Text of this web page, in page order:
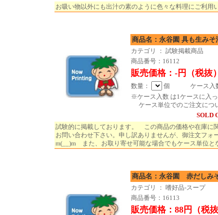
お吸い物以外にも出汁の素のように色々な料理にご利用
商品名：永谷園 具も生みそ
カテゴリ ： 試験掲載商品
商品番号：16112
販売価格：-円（税抜
数量：
個 ケース入数
※ケース入数 は1ケースに入
ケース単位でのご注文につ
SOLD
試験的に掲載しております。 この商品の価格や在庫に
お問い合わせ下さい。申し訳ありませんが、御注文フォ
m(__)m また、お取り寄せ可能な場合でもケース単位と
商品名：永谷園
カテゴリ ： 嗜好品-スープ
商品番号：16113
販売価格：88円（税